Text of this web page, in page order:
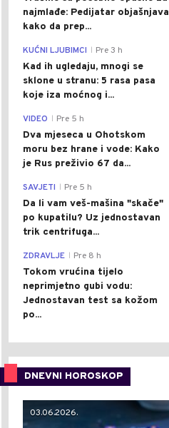
najmlađe: Pedijatar objašnjava
kako da prep...
KUĆNI LJUBIMCI Pre 3 h
Kad ih ugledaju, mnogi se
sklone u stranu: 5 rasa pasa
koje iza moćnog i...
VIDEO Pre 5 h
Dva mjeseca u Ohotskom
moru bez hrane i vode: Kako
je Rus preživio 67 da...
SAVJETI Pre 5 h
Da li vam veš-mašina "skače"
po kupatilu? Uz jednostavan
trik centrifuga...
ZDRAVLJE Pre 8 h
Tokom vrućina tijelo
neprimjetno gubi vodu:
Jednostavan test sa kožom
po...
DNEVNI HOROSKOP
03.06.2026.